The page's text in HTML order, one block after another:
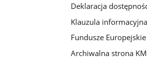
Deklaracja
Klauzula informacyjna
Fundusze Europejskie
Archiwalna strona